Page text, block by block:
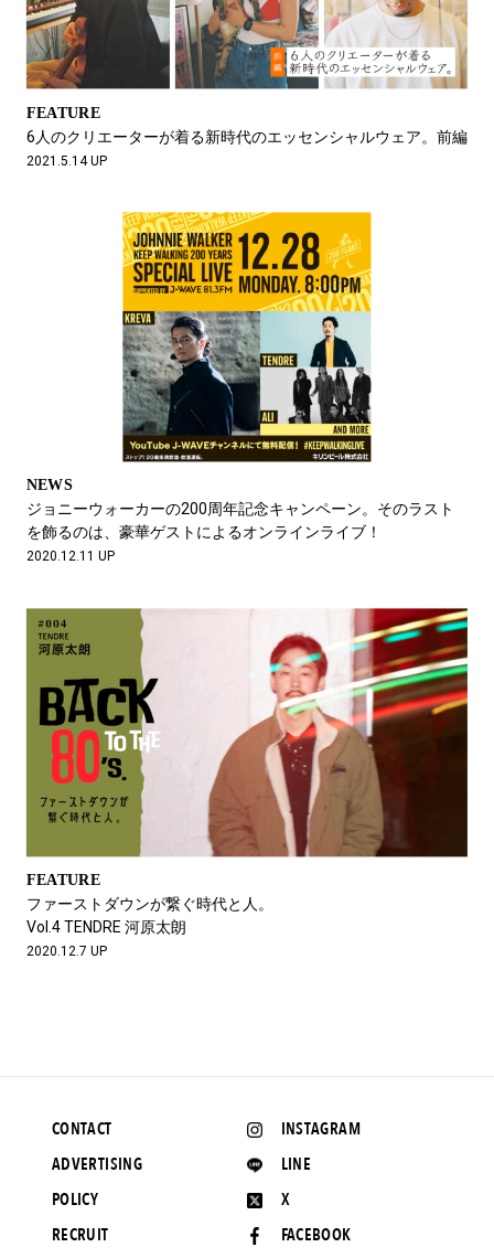
FEATURE
6人のクリエーターが着る新時代のエッセンシャルウェア。前編
2021.5.14 UP
NEWS
ジョニーウォーカーの200周年記念キャンペーン。そのラスト
を飾るのは、豪華ゲストによるオンラインライブ！
2020.12.11 UP
FEATURE
ファーストダウンが繋ぐ時代と人。
Vol.4 TENDRE 河原太朗
2020.12.7 UP
INSTAGRAM
LINE
X
FACEBOOK
CONTACT
ADVERTISING
POLICY
RECRUIT